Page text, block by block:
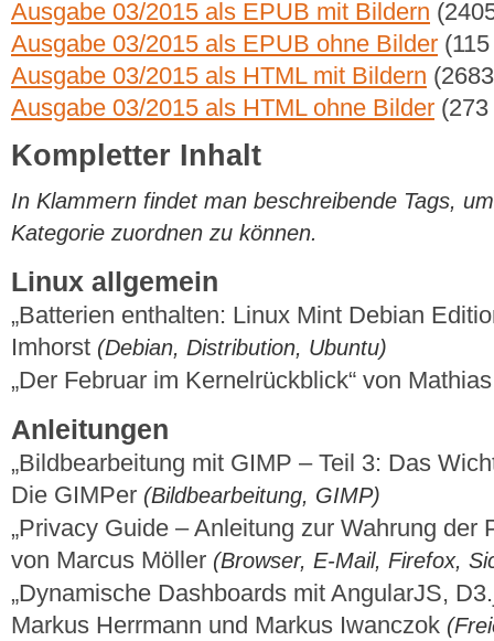
Ausgabe 03/2015 als EPUB mit Bildern
Ausgabe 03/2015 als EPUB ohne Bilder
Ausgabe 03/2015 als HTML mit Bildern
Ausgabe 03/2015 als HTML ohne Bilder
Kompletter Inhalt
In Klammern findet man beschreibende Tags,
Kategorie zuordnen zu können.
Linux allgemein
„Batterien enthalten: Linux Mint Debian
Imhorst (Debian, Distribution, Ubuntu)
„Der Februar im Kernelrückblick“ von
Anleitungen
„Bildbearbeitung mit GIMP – Teil 3: Das
Die GIMPer (Bildbearbeitung, GIMP)
„Privacy Guide – Anleitung zur Wahrung der
von Marcus Möller (Browser, E-Mail, Firefox,
„Dynamische Dashboards mit AngularJS,
Markus Herrmann und Markus Iwanczok